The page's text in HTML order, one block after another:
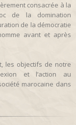
consacrée à la
de la domination
de la démocratie
avant et après
les objectifs de notre
et l’action au
marocaine dans